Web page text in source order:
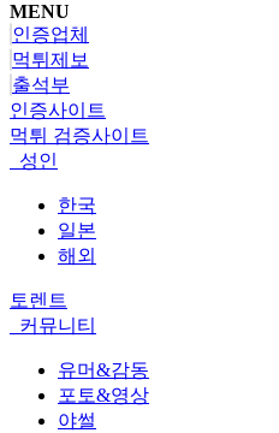
MENU
인증업체
먹튀제보
출석부
인증사이트
먹튀 검증사이트
성인
한국
일본
해외
토렌트
커뮤니티
유머&감동
포토&영상
야썰